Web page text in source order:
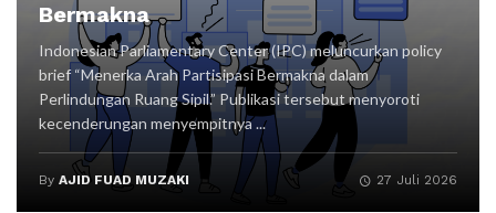
Bermakna
Indonesian Parliamentary Center (IPC) meluncurkan policy
brief “Menerka Arah Partisipasi Bermakna dalam
Perlindungan Ruang Sipil.” Publikasi tersebut menyoroti
kecenderungan menyempitnya ...
By AJID FUAD MUZAKI 27 Juli 2026